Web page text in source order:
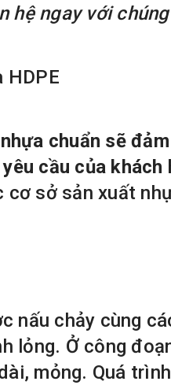
hệ ngay với
HDPE
chuẩn sẽ
cầu của khách
sở sản xuất
nấu chảy cùng
lỏng. Ở công
mỏng. Quá